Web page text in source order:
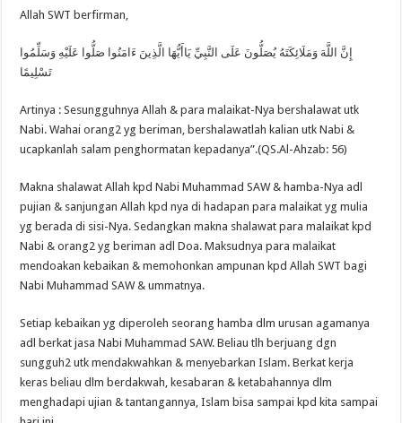
Allah SWT berfirman,
إِنَّ اللَّهَ وَمَلَائِكَتَهُ يُصَلُّونَ عَلَى النَّبِيِّ يَاأَيُّهَا الَّذِينَ ءَامَنُوا صَلُّوا عَلَيْهِ وَسَلِّمُوا
تَسْلِيمًا
Artinya : Sesungguhnya Allah & para malaikat-Nya bershalawat utk
Nabi. Wahai orang2 yg beriman, bershalawatlah kalian utk Nabi &
ucapkanlah salam penghormatan kepadanya”.(QS.Al-Ahzab: 56)
Makna shalawat Allah kpd Nabi Muhammad SAW & hamba-Nya adl
pujian & sanjungan Allah kpd nya di hadapan para malaikat yg mulia
yg berada di sisi-Nya. Sedangkan makna shalawat para malaikat kpd
Nabi & orang2 yg beriman adl Doa. Maksudnya para malaikat
mendoakan kebaikan & memohonkan ampunan kpd Allah SWT bagi
Nabi Muhammad SAW & ummatnya.
Setiap kebaikan yg diperoleh seorang hamba dlm urusan agamanya
adl berkat jasa Nabi Muhammad SAW. Beliau tlh berjuang dgn
sungguh2 utk mendakwahkan & menyebarkan Islam. Berkat kerja
keras beliau dlm berdakwah, kesabaran & ketabahannya dlm
menghadapi ujian & tantangannya, Islam bisa sampai kpd kita sampai